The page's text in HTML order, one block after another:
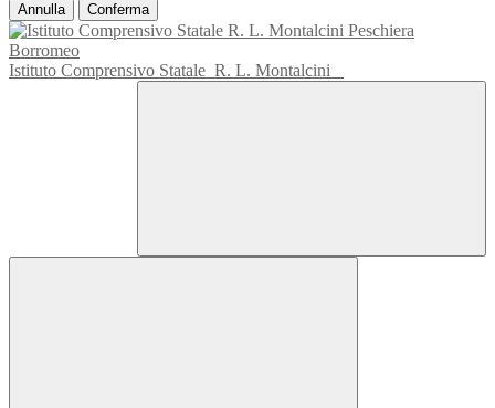
Annulla Conferma
Istituto Comprensivo Statale R. L. Montalcini